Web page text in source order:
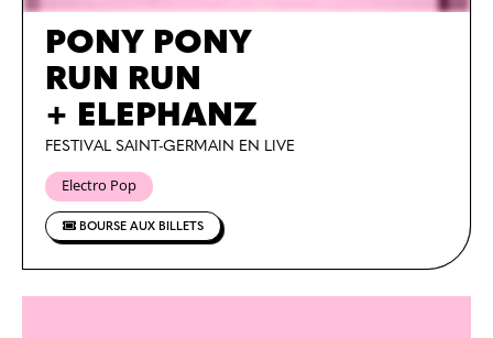
PONY PONY
RUN RUN
+ ELEPHANZ
FESTIVAL SAINT-GERMAIN EN LIVE
Electro Pop
BOURSE AUX BILLETS